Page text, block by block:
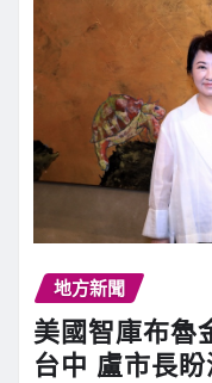
地方新聞
美國智庫布魯
台中 盧市長